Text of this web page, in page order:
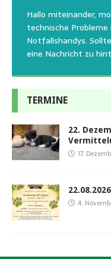
Hallo miteinander,
technische
Notfallshandys.
eine Nachricht zu
Tierschutzinitiative
den letzten 20
oder[…]
Sommerfest das
geschlossen
emotionalen Stress
uns am Besten
die gesteigerten
und[…]
TERMINE
22.
17.
4.